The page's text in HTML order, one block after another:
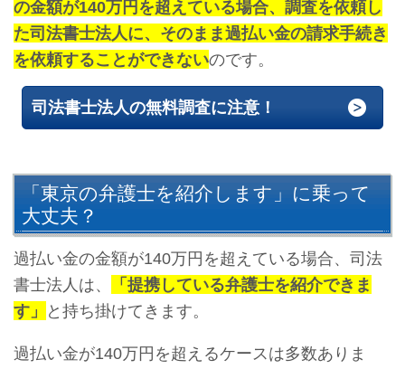
の金額が140万円を超えている場合、調査を依頼し
た司法書士法人に、そのまま過払い金の請求手続き
を依頼することができないのです。
司法書士法人の無料調査に注意！
「東京の弁護士を紹介します」に乗って
大丈夫？
過払い金の金額が140万円を超えている場合、司法
書士法人は、
「提携している弁護士を紹介できま
す」
と持ち掛けてきます。
過払い金が140万円を超えるケースは多数ありま